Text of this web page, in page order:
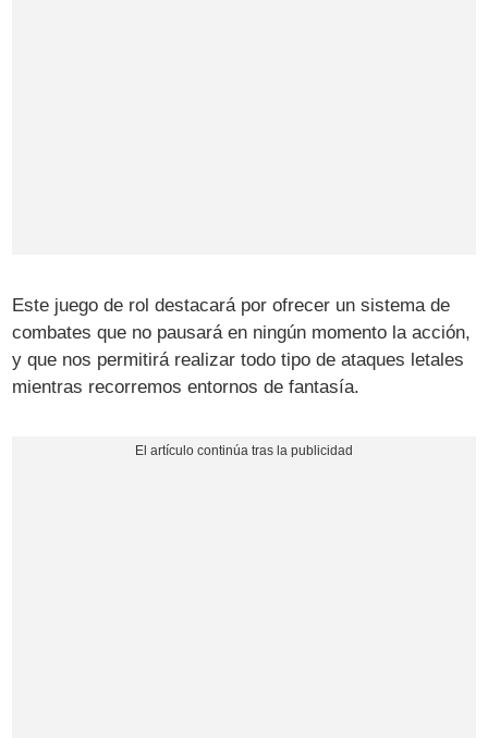
Este juego de rol destacará por ofrecer un sistema de
combates que no pausará en ningún momento la acción,
y que nos permitirá realizar todo tipo de ataques letales
mientras recorremos entornos de fantasía.